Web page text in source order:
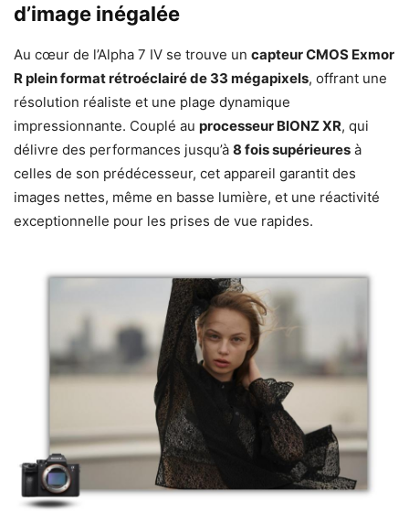
d’image inégalée
Au cœur de l’Alpha 7 IV se trouve un capteur CMOS Exmor
R plein format rétroéclairé de 33 mégapixels, offrant une
résolution réaliste et une plage dynamique
impressionnante. Couplé au processeur BIONZ XR, qui
délivre des performances jusqu’à 8 fois supérieures à
celles de son prédécesseur, cet appareil garantit des
images nettes, même en basse lumière, et une réactivité
exceptionnelle pour les prises de vue rapides.